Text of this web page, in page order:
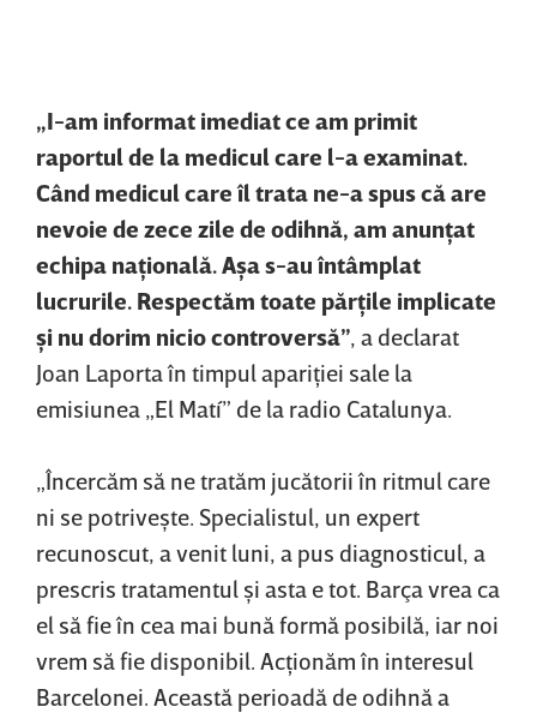
„I-am informat imediat ce am primit
raportul de la medicul care l-a examinat.
Când medicul care îl trata ne-a spus că are
nevoie de zece zile de odihnă, am anunţat
echipa naţională. Aşa s-au întâmplat
lucrurile. Respectăm toate părţile implicate
şi nu dorim nicio controversă”, a declarat
Joan Laporta în timpul apariţiei sale la
emisiunea „El Matí” de la radio Catalunya.
„Încercăm să ne tratăm jucătorii în ritmul care
ni se potriveşte. Specialistul, un expert
recunoscut, a venit luni, a pus diagnosticul, a
prescris tratamentul şi asta e tot. Barça vrea ca
el să fie în cea mai bună formă posibilă, iar noi
vrem să fie disponibil. Acţionăm în interesul
Barcelonei. Această perioadă de odihnă a